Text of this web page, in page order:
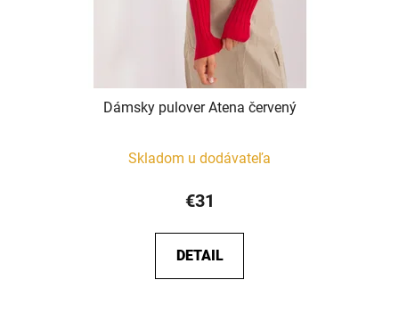
Dámsky pulover Atena červený
Skladom u dodávateľa
€31
DETAIL